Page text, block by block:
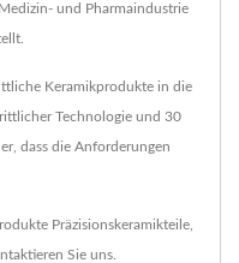
und Pharmaindustrie
Keramikprodukte in die
Technologie und 30
dass die Anforderungen
Präzisionskeramikteile
Sie uns